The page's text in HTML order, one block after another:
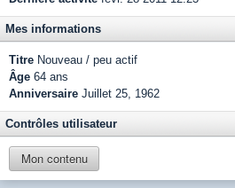
Mes informations
Titre Nouveau / peu actif
Âge 64 ans
Anniversaire Juillet 25, 1962
Contrôles utilisateur
Mon contenu